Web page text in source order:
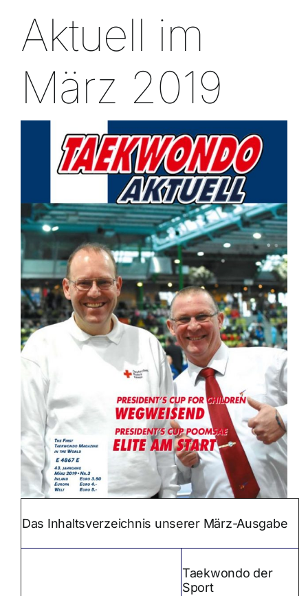
Aktuell im
März 2019
Das Inhaltsverzeichnis unserer März-Ausgabe
Taekwondo der
Sport